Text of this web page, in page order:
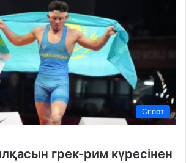
Спорт
грек-рим күресінен